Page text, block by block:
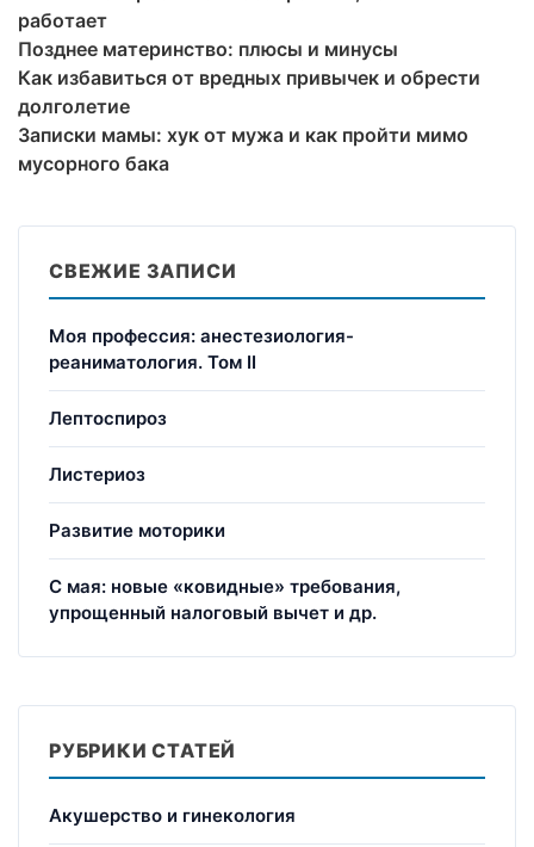
работает
Позднее материнство: плюсы и минусы
Как избавиться от вредных привычек и обрести
долголетие
Записки мамы: хук от мужа и как пройти мимо
мусорного бака
СВЕЖИЕ ЗАПИСИ
Моя профессия: анестезиология-
реаниматология. Том II
Лептоспироз
Листериоз
Развитие моторики
С мая: новые «ковидные» требования,
упрощенный налоговый вычет и др.
РУБРИКИ СТАТЕЙ
Акушерство и гинекология